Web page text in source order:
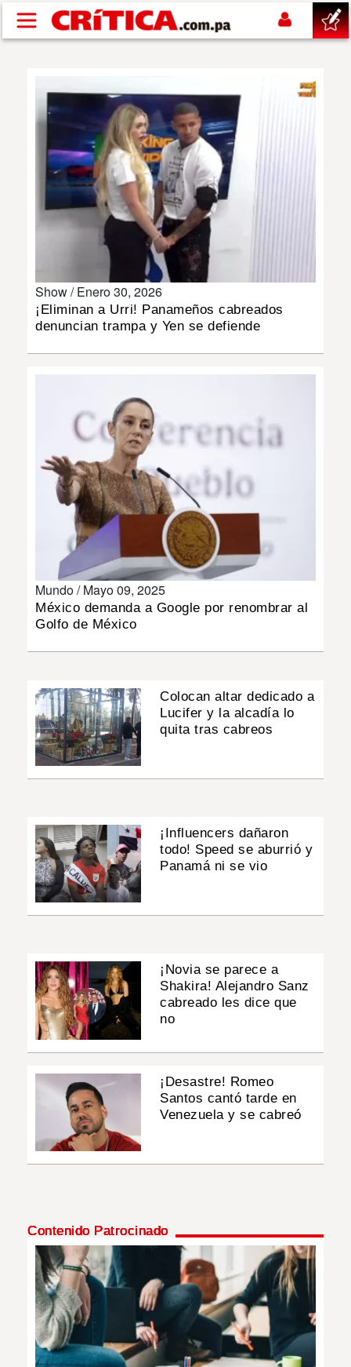
Pasar al contenido principal
SUCESOS
NACIONAL
POLÍTICA
DEPORTES
IMPRESO
Show /Enero 30, 2026
¡Eliminan a Urri! Panameños cabreados
denuncian trampa y Yen se defiende
Mundo /Mayo 09, 2025
México demanda a Google por renombrar al
Golfo de México
Colocan altar dedicado a
Lucifer y la alcadía lo
quita tras cabreos
¡Influencers dañaron
todo! Speed se aburrió y
Panamá ni se vio
¡Novia se parece a
Shakira! Alejandro Sanz
cabreado les dice que
no
¡Desastre! Romeo
Santos cantó tarde en
Venezuela y se cabreó
Contenido Patrocinado